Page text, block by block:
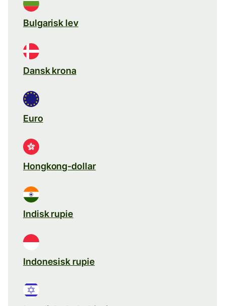
Bulgarisk lev
Dansk krona
Euro
Hongkong-dollar
Indisk rupie
Indonesisk rupie